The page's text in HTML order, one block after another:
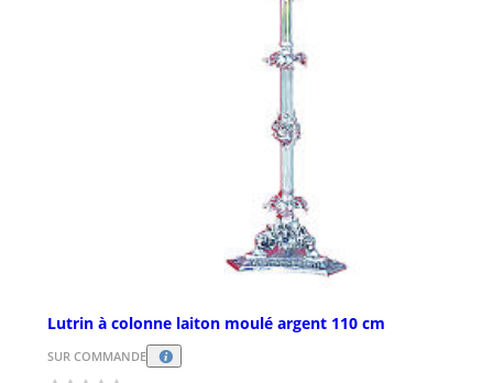
Lutrin à colonne laiton moulé argent 110 cm
SUR COMMANDE